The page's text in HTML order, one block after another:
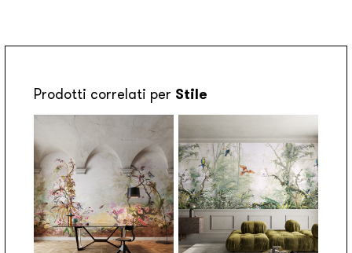
Prodotti correlati per Stile